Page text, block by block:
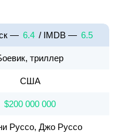
— 6.4 / IMDB — 6.5
триллер
США
$200 000 000
Руссо, Джо Руссо